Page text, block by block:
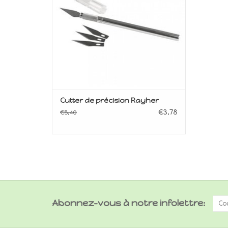
Cutter de précision Rayher
€5,40 €3,78
Abonnez-vous à notre infolettre: